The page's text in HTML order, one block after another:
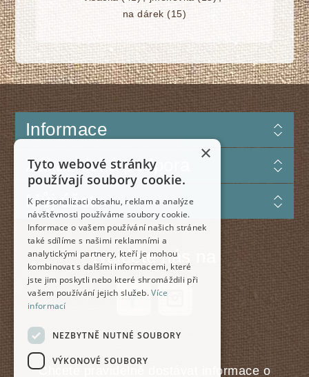
na dárek (15)
Informace
Zákaznická podpora
Můj účet
Najdete nás na
Chcete pravidelně dostávat informace o
×
Tyto webové stránky
používají soubory cookie.
K personalizaci obsahu, reklam a analýze
návštěvnosti používáme soubory cookie.
Informace o vašem používání našich stránek
také sdílíme s našimi reklamními a
analytickými partnery, kteří je mohou
kombinovat s dalšími informacemi, které
jste jim poskytli nebo které shromáždili při
vašem používání jejich služeb.Více
informací
NEZBYTNĚ NUTNÉ SOUBORY
VÝKONOVÉ SOUBORY